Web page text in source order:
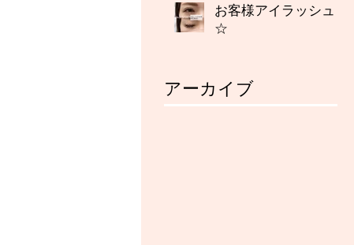
お客様アイラッシュ
☆
アーカイブ